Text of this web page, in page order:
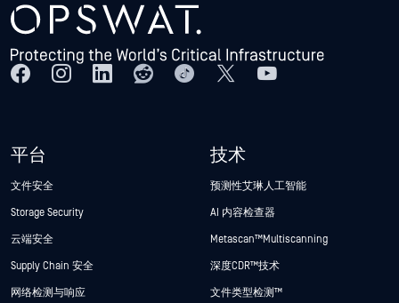
平台
文件安全
Storage Security
云端安全
Supply Chain 安全
网络检测与响应
技术
预测性艾琳人工智能
AI 内容检查器
Metascan™ Multiscanning
深度CDR™技术
文件类型检测™